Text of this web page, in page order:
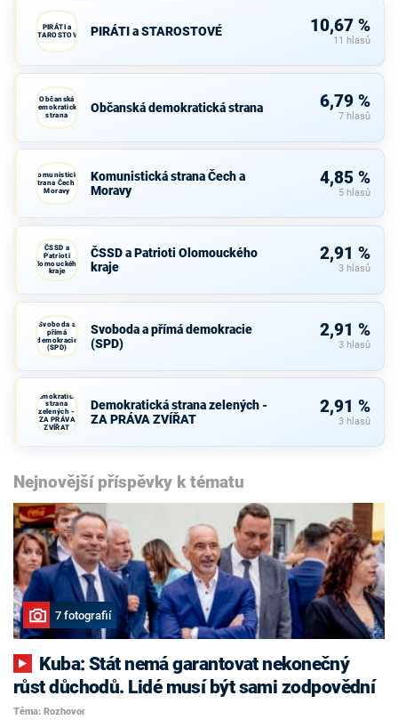
PIRÁTI a
STAROSTOVÉ
PIRÁTI a STAROSTOVÉ 10,67 %
11 hlasů
Občanská
demokratická
strana
Občanská demokratická strana 6,79 %
7 hlasů
Komunistická
strana Čech a
Moravy
Komunistická strana Čech a
Moravy
4,85 %
5 hlasů
ČSSD a
Patrioti
Olomouckého
kraje
ČSSD a Patrioti Olomouckého
kraje
2,91 %
3 hlasů
Svoboda a
přímá
demokracie
(SPD)
Svoboda a přímá demokracie
(SPD)
2,91 %
3 hlasů
Demokratická
strana
zelených -
ZA PRÁVA
ZVÍŘAT
Demokratická strana zelených -
ZA PRÁVA ZVÍŘAT
2,91 %
3 hlasů
Nejnovější příspěvky k tématu
7 fotografií
růst důchodů. Lidé musí být sami zodpovědní
Téma: Rozhovor